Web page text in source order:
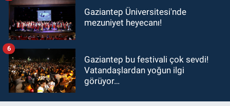
Gaziantep Üniversitesi'nde
mezuniyet heyecanı!
Gaziantep bu festivali çok sevdi!
Vatandaşlardan yoğun ilgi
görüyor…
6